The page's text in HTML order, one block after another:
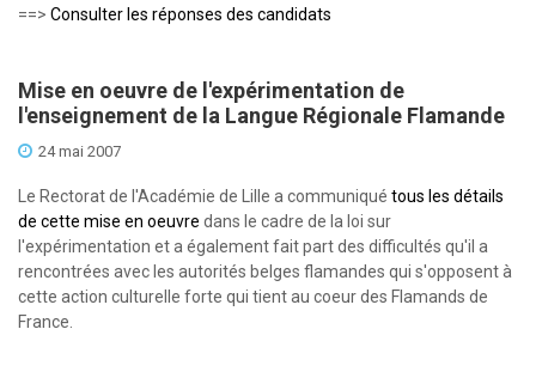
==> Consulter les réponses des candidats
Mise en oeuvre de l'expérimentation de
l'enseignement de la Langue Régionale Flamande
24 mai 2007
Le Rectorat de l'Académie de Lille a communiqué tous les détails
de cette mise en oeuvre dans le cadre de la loi sur
l'expérimentation et a également fait part des difficultés qu'il a
rencontrées avec les autorités belges flamandes qui s'opposent à
cette action culturelle forte qui tient au coeur des Flamands de
France.